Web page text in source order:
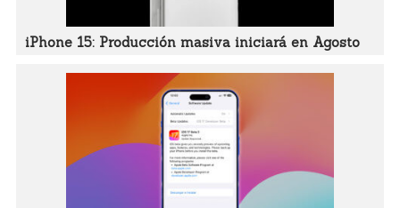
iPhone 15: Producción masiva iniciará en Agosto